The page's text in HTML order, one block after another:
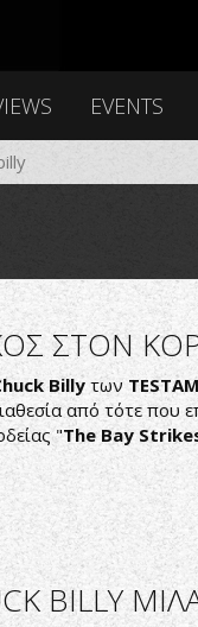
EVENTS
ΣΤΟΝ
Billy των
από τότε
"The Bay
BILLY